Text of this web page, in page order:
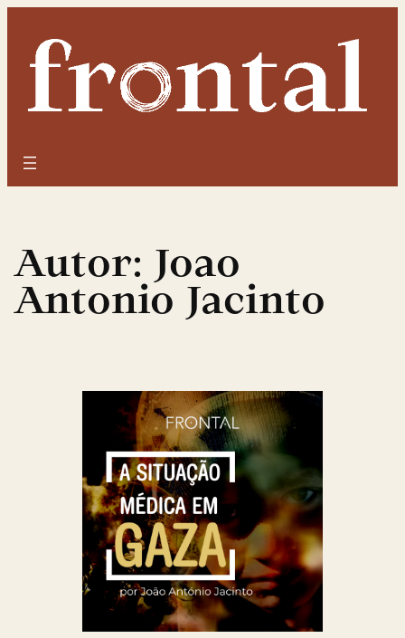
para
Autor: Joao
Antonio Jacinto